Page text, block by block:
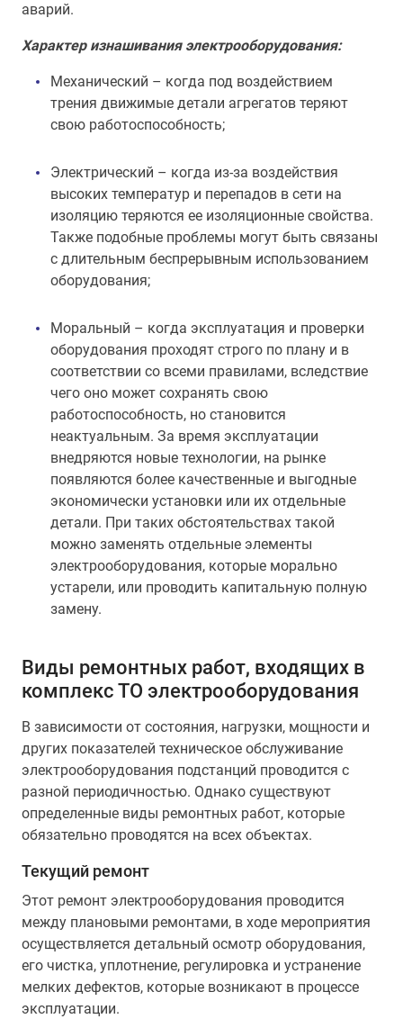
аварий.
Характер изнашивания электрооборудования:
Механический – когда под воздействием
трения движимые детали агрегатов теряют
свою работоспособность;
Электрический – когда из-за воздействия
высоких температур и перепадов в сети на
изоляцию теряются ее изоляционные свойства.
Также подобные проблемы могут быть связаны
с длительным беспрерывным использованием
оборудования;
Моральный – когда эксплуатация и проверки
оборудования проходят строго по плану и в
соответствии со всеми правилами, вследствие
чего оно может сохранять свою
работоспособность, но становится
неактуальным. За время эксплуатации
внедряются новые технологии, на рынке
появляются более качественные и выгодные
экономически установки или их отдельные
детали. При таких обстоятельствах такой
можно заменять отдельные элементы
электрооборудования, которые морально
устарели, или проводить капитальную полную
замену.
Виды ремонтных работ, входящих в
комплекс ТО электрооборудования
В зависимости от состояния, нагрузки, мощности и
других показателей техническое обслуживание
электрооборудования подстанций проводится с
разной периодичностью. Однако существуют
определенные виды ремонтных работ, которые
обязательно проводятся на всех объектах.
Текущий ремонт
Этот ремонт электрооборудования проводится
между плановыми ремонтами, в ходе мероприятия
осуществляется детальный осмотр оборудования,
его чистка, уплотнение, регулировка и устранение
мелких дефектов, которые возникают в процессе
эксплуатации.